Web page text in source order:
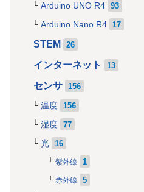
Arduino UNO R4 93
Arduino Nano R4 17
STEM 26
インターネット 13
センサ 156
温度 156
湿度 77
光 16
紫外線 1
赤外線 5